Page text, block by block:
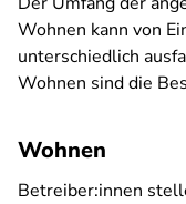
Wohnen kann von
unterschiedlich
Wohnen sind die
Wohnen
Betreiber:innen